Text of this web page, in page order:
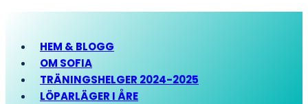
HEM & BLOGG
OM SOFIA
TRÄNINGSHELGER 2024-2025
LÖPARLÄGER I ÅRE